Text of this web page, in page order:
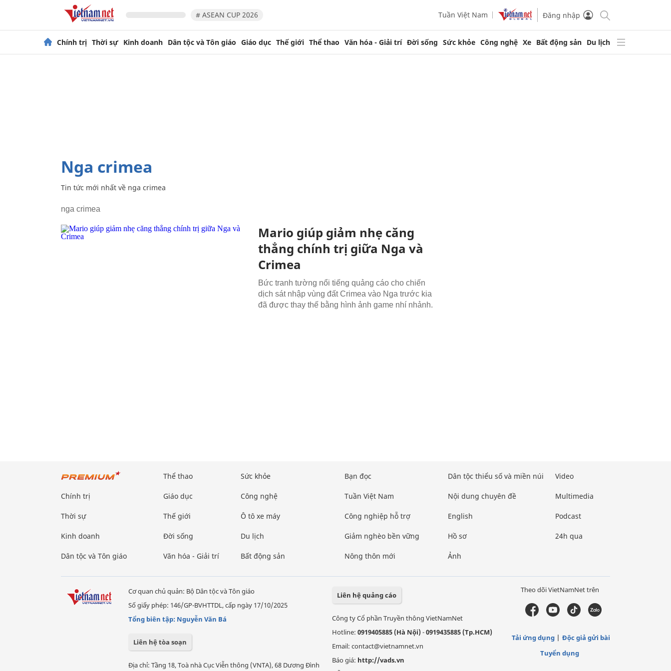
# ASEAN CUP 2026 Tuần Việt Nam Đăng nhập
Chính trị Thời sự Kinh doanh Dân tộc và Tôn giáo Giáo dục Thế giới Thể thao Văn hóa - Giải trí Đời sống Sức khỏe Công nghệ Xe Bất động sản Du lịch
nga crimea
Tin tức mới nhất về nga crimea
nga crimea
Mario giúp giảm nhẹ căng
thẳng chính trị giữa Nga và
Crimea
Bức tranh tường nổi tiếng quảng cáo cho chiến
dịch sát nhập vùng đất Crimea vào Nga trước kia
đã được thay thế bằng hình ảnh game nhí nhảnh.
Chính trị
Thời sự
Kinh doanh
Dân tộc và Tôn giáo
Thể thao
Giáo dục
Thế giới
Đời sống
Văn hóa - Giải trí
Sức khỏe
Công nghệ
Ô tô xe máy
Du lịch
Bất động sản
Bạn đọc
Tuần Việt Nam
Công nghiệp hỗ trợ
Giảm nghèo bền vững
Nông thôn mới
Dân tộc thiểu số và miền núi
Nội dung chuyên đề
English
Hồ sơ
Ảnh
Video
Multimedia
Podcast
24h qua
Cơ quan chủ quản: Bộ Dân tộc và Tôn giáo
Số giấy phép: 146/GP-BVHTTDL, cấp ngày 17/10/2025
Tổng biên tập: Nguyễn Văn Bá
Liên hệ tòa soạn
Địa chỉ: Tầng 18, Toà nhà Cục Viễn thông (VNTA), 68 Dương Đình
Liên hệ quảng cáo
Công ty Cổ phần Truyền thông VietNamNet
Hotline: 0919405885 (Hà Nội)-0919435885 (Tp.HCM)
Email: contact@vietnamnet.vn
Báo giá: http://vads.vn
Theo dõi VietNamNet trên
Tải ứng dụng
Độc giả gửi bài
Tuyển dụng